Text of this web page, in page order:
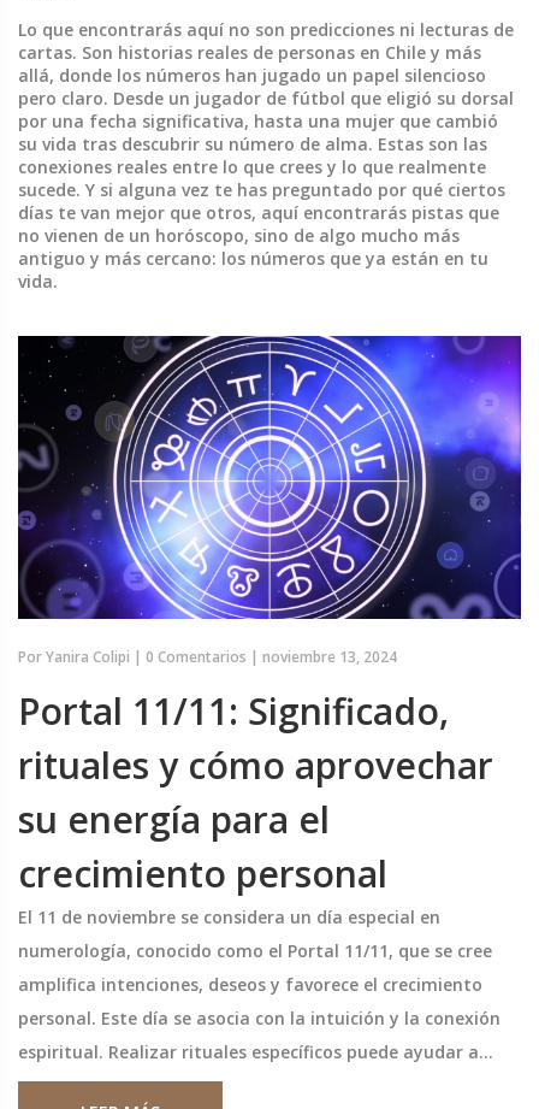
Lo que encontrarás aquí no son predicciones ni lecturas de
cartas. Son historias reales de personas en Chile y más
allá, donde los números han jugado un papel silencioso
pero claro. Desde un jugador de fútbol que eligió su dorsal
por una fecha significativa, hasta una mujer que cambió
su vida tras descubrir su número de alma. Estas son las
conexiones reales entre lo que crees y lo que realmente
sucede. Y si alguna vez te has preguntado por qué ciertos
días te van mejor que otros, aquí encontrarás pistas que
no vienen de un horóscopo, sino de algo mucho más
antiguo y más cercano: los números que ya están en tu
vida.
PorYanira Colipi | 0 Comentarios | noviembre 13, 2024
Portal 11/11: Significado,
rituales y cómo aprovechar
su energía para el
crecimiento personal
El 11 de noviembre se considera un día especial en
numerología, conocido como el Portal 11/11, que se cree
amplifica intenciones, deseos y favorece el crecimiento
personal. Este día se asocia con la intuición y la conexión
espiritual. Realizar rituales específicos puede ayudar a
liberar bloqueos emocionales y manifestar metas y deseos